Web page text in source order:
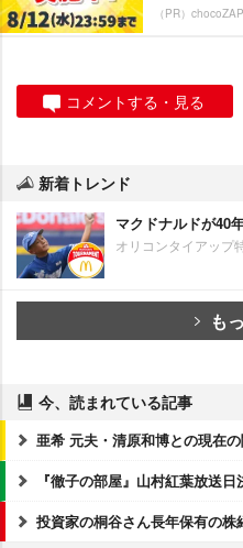
（PR）chocoZAP
コメントする・見る
新着トレンド
マクドナルドが40
オリコンタイアップ
も
今、読まれている記事
亜希 元夫・清原和博との現在
『徹子の部屋』山村紅葉放送日
投資家の桐谷さん長年保有の株